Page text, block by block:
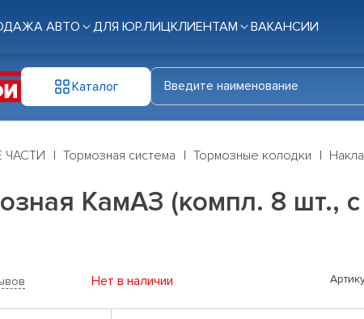
АВТО ДЛЯ ЮР.ЛИЦКЛИЕНТАМ ВАКАНСИИ
Каталог
ЧАСТИ Тормозная система Тормозные колодки
КамАЗ (компл. 8 шт.,
Нет в наличии